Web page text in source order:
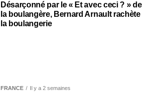
Désarçonné par le « Et avec ceci ? » de
la boulangère, Bernard Arnault rachète
la boulangerie
FRANCE Il y a 2 semaines